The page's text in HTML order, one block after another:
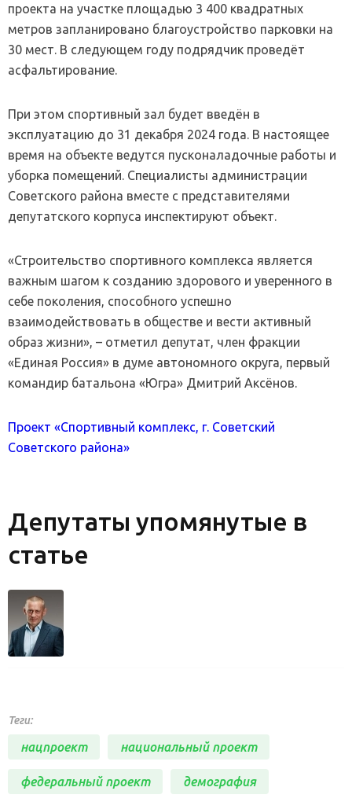
проекта на участке площадью 3 400 квадратных
метров запланировано благоустройство парковки на
30 мест. В следующем году подрядчик проведёт
асфальтирование.
При этом спортивный зал будет введён в
эксплуатацию до 31 декабря 2024 года. В настоящее
время на объекте ведутся пусконаладочные работы и
уборка помещений. Специалисты администрации
Советского района вместе с представителями
депутатского корпуса инспектируют объект.
«Строительство спортивного комплекса является
важным шагом к созданию здорового и уверенного в
себе поколения, способного успешно
взаимодействовать в обществе и вести активный
образ жизни», – отметил депутат, член фракции
«Единая Россия» в думе автономного округа, первый
командир батальона «Югра» Дмитрий Аксёнов.
Проект «Спортивный комплекс, г. Советский
Советского района»
Депутаты упомянутые в
статье
Теги:
нацпроект национальный проект
федеральный проект демография